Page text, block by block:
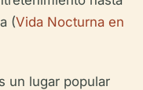
(Vida Nocturna en
un lugar popular